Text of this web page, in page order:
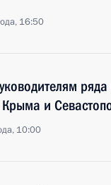
16:50
и
10:00